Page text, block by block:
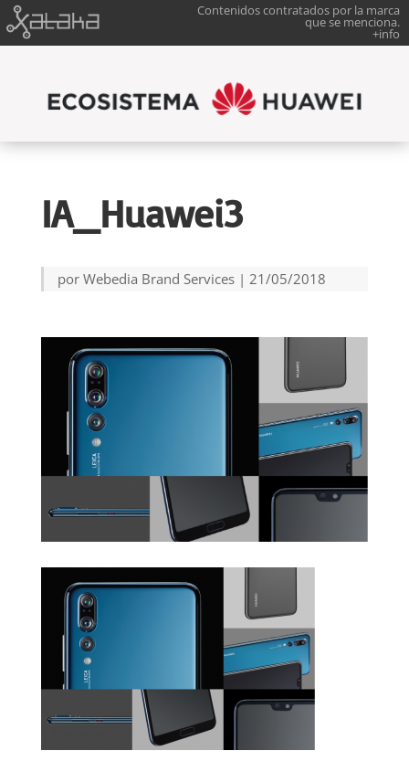
Contenidos contratados por la marca
que se menciona.
+info
IA_Huawei3
por Webedia Brand Services| 21/05/2018